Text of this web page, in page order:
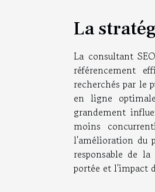
La
La consultant
référencement
recherchés par le
en ligne
grandement
moins
l'amélioration du
responsable de
portée et l'impact